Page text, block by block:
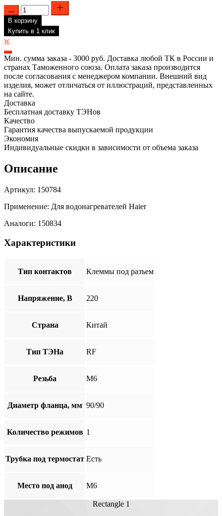
Количество
товара
ТЭН
кВт
для
водонагревателя
Haier,
М6,
клеммы
под
разъем,
L225мм,
150784
В корзину
Купить в 1 клик
w
Мин. сумма заказа - 3000 руб. Доставка любой ТК в России и
странах Таможенного союза. Оплата заказа производится
после согласования с менеджером компании. Внешний вид
изделия, может отличаться от иллюстраций, представленных
на сайте.
Доставка
Бесплатная доставку ТЭНов
Качество
Гарантия качества выпускаемой продукции
Экономия
Индивидуальные скидки в зависимости от объема заказа
Описание
Артикул: 150784
Применение: Для водонагревателей Haier
Аналоги: 150834
Характеристики
Тип контактов Клеммы под разъем
Напряжение, В 220
Страна Китай
Тип ТЭНа RF
Резьба М6
Диаметр фланца, мм 90/90
Количество режимов 1
Трубка под термостат Есть
Место под анод М6
Rectangle 1